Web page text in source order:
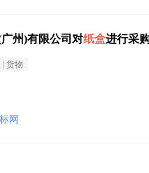
州)有限公司对纸盒进行采
货物
网